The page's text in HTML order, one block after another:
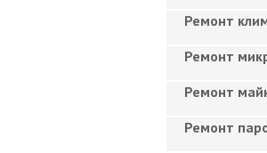
Ремонт
Ремонт
Ремонт
Ремонт